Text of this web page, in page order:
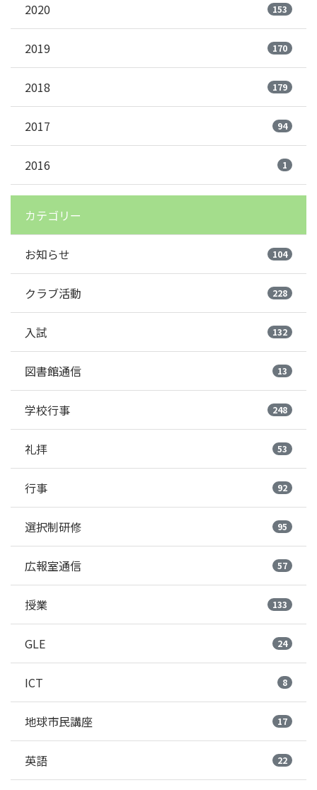
2020 153
2019 170
2018 179
2017 94
2016 1
カテゴリー
お知らせ 104
クラブ活動 228
入試 132
図書館通信 13
学校行事 248
礼拝 53
行事 92
選択制研修 95
広報室通信 57
授業 133
GLE 24
ICT 8
地球市民講座 17
英語 22